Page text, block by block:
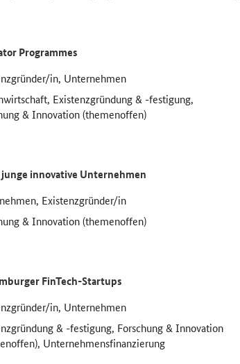
Programmes
in, Unternehmen
Existenzgründung & -festigung,
& Innovation (themenoffen)
innovative Unternehmen
Existenzgründer/in
& Innovation (themenoffen)
FinTech-Startups
in, Unternehmen
& -festigung, Forschung & Innovation
Unternehmensfinanzierung